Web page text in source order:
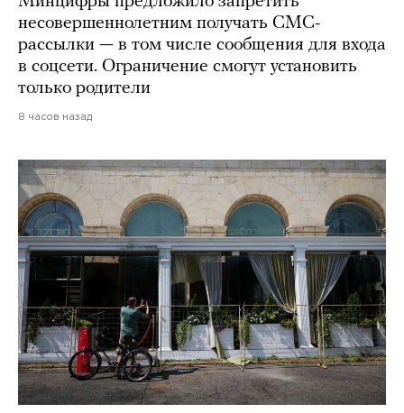
несовершеннолетним получать СМС-
рассылки — в том числе сообщения для входа
в соцсети. Ограничение смогут установить
только родители
8 часов назад